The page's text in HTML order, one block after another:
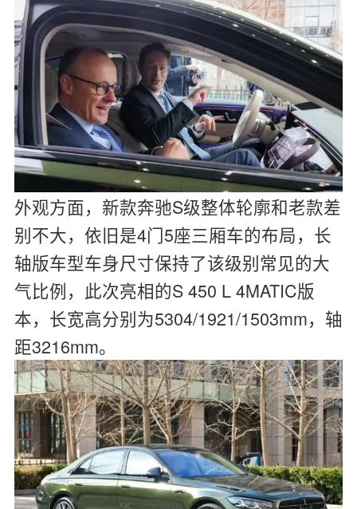
外观方面，新款奔驰S级整体轮廓和老款差
别不大，依旧是4门5座三厢车的布局，长
轴版车型车身尺寸保持了该级别常见的大
气比例，此次亮相的S 450 L 4MATIC版
本，长宽高分别为5304/1921/1503mm，轴
距3216mm。